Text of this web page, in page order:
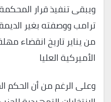
ويبقى تنفيذ قرار
ترامب ووصفته بغير
من يناير تاريخ انقضاء
الأميركية العليا
وعلى الرغم من أن الحكم